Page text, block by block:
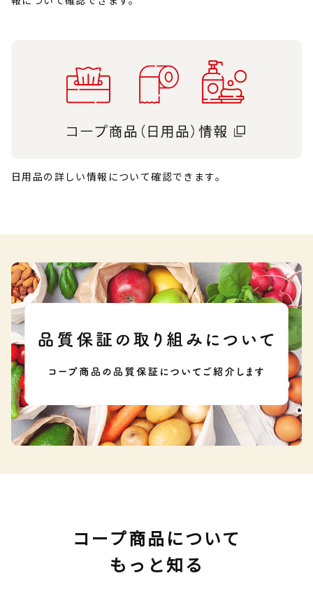
日用品の詳しい情報について確認できます。
コープ商品について
もっと知る